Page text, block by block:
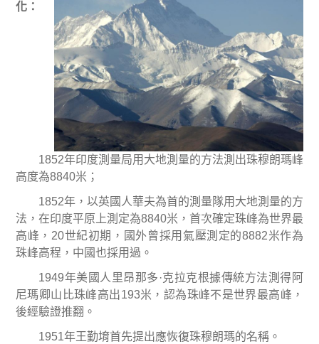
化 ：
1852年印度測量局用大地測量的方法測出珠穆朗瑪峰
高度為8840米 ；
1852年，以英國人華夫為首的測量隊用大地測量的方
法，在印度平原上測定為8840米 ，首次確定珠峰為世界最
高峰， 20世紀初期，國外曾採用氣壓測定的8882米作為
珠峰高程，中國也採用過。
1949年美國人里昂那多 ·克拉克根據傳統方法測得阿
尼瑪卿山比珠峰高出193米 ，認為珠峰不是世界最高峰，
後經驗證推翻。
1951年王勤堉首先提出應恢復珠穆朗瑪的名稱。